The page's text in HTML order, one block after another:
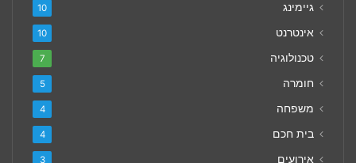
גיימינג 10
אינטרנט 10
טכנולוגיה 7
חומרה 5
משפחה 4
בית חכם 4
אירועים 3